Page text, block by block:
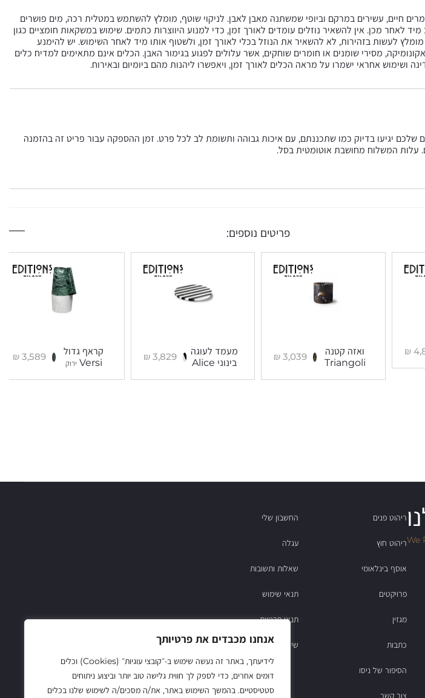
אנחנו מכבדים את פרטיותך
לידיעתך, באתר זה נעשה שימוש ב‑״קובצי עוגיות״ (Cookies) וכלים
דומים אחרים, כדי לספק לך חווית גלישה טוב יותר וביצוע ניתוחים
סטטיסטיים. בהמשך השימוש באתר, את/ה מסכים/ה לשימוש שלנו בכלים
חיים, עשירים במרקם וביופי שמשתנה מאבן לאבן. לניקוי שוטף, מומלץ להשתמש במטלית רכה, מים פושרים
מיד לאחר מכן. אין להשאיר נוזלים עומדים לאורך זמן, כדי למנוע היווצרות כתמים. שימוש במשקאות חומציים כגון
מומלץ לעשות בזהירות, לא להשאיר את הנוזל בכלי לאורך זמן, ולשטוף אותו מיד לאחר השימוש. יש להימנע
אקונומיקה, מסירי שומנים או חומרים שוחקים, אשר עלולים לפגוע בגימור האבן. הכלים אינם מתאימים למדיח כלים
ושימוש אחראי ישמרו על מראה הכלים לאורך זמן, ויאפשרו ליהנות מהם ביומיום ובאירוח.
שלכם יגיעו בדיוק כמו שתכננתם, עם איכות גבוהה ותשומת לב לכל פרט. זמן ההספקה עבור פריט זה בהזמנה
פריטים נוספים:
₪
ואזה קטנה
Triangoli
3,039
₪
מעמד לעוגה
בינוני Alice
3,829
₪
קראף גדול
Versi ירוק
3,589
₪
We
ריהוט פנים
ריהוט חוץ
אוסף בינלאומי
פרויקטים
מגזין
כתבות
הסיפור של ניסו
החשבון שלי
עגלה
שאלות ותשובות
תנאי שימוש
תנאי פרטיות
שירות לקוחות: 03-6837822